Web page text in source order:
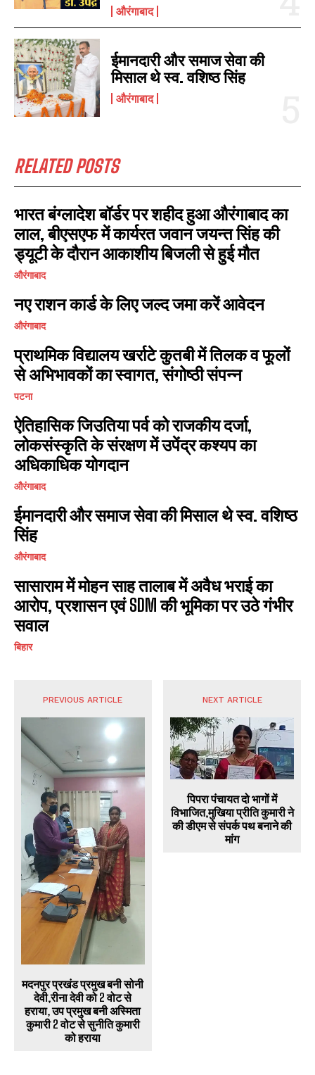
औरंगाबाद
ईमानदारी और समाज सेवा की
मिसाल थे स्व. वशिष्ठ सिंह
औरंगाबाद
RELATED POSTS
भारत बंग्लादेश बॉर्डर पर शहीद हुआ औरंगाबाद का
लाल, बीएसएफ में कार्यरत जवान जयन्त सिंह की
ड्यूटी के दौरान आकाशीय बिजली से हुई मौत
औरंगाबाद
नए राशन कार्ड के लिए जल्द जमा करें आवेदन
औरंगाबाद
प्राथमिक विद्यालय खर्राटे कुतबी में तिलक व फूलों
से अभिभावकों का स्वागत, संगोष्ठी संपन्न
पटना
ऐतिहासिक जिउतिया पर्व को राजकीय दर्जा,
लोकसंस्कृति के संरक्षण में उपेंद्र कश्यप का
अधिकाधिक योगदान
औरंगाबाद
ईमानदारी और समाज सेवा की मिसाल थे स्व. वशिष्ठ
सिंह
औरंगाबाद
सासाराम में मोहन साह तालाब में अवैध भराई का
आरोप, प्रशासन एवं SDM की भूमिका पर उठे गंभीर
सवाल
बिहार
PREVIOUS ARTICLE
मदनपुर प्रखंड प्रमुख बनी सोनी
देवी,रीना देवी को 2 वोट से
हराया, उप प्रमुख बनी अस्मिता
कुमारी 2 वोट से सुनीति कुमारी
को हराया
NEXT ARTICLE
पिपरा पंचायत दो भागों में
विभाजित,मुखिया प्रीति कुमारी ने
की डीएम से संपर्क पथ बनाने की
मांग